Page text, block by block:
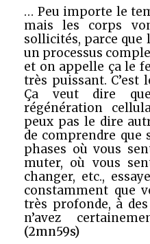
… Peu importe le
mais les corps
sollicités, parce que
un processus
et on appelle ça le
très puissant. C’est
Ça veut dire
régénération
peux pas le dire
de comprendre que
phases où vous
muter, où vous
changer, etc.,
constamment que
très profonde, à
n’avez
(2mn59s)